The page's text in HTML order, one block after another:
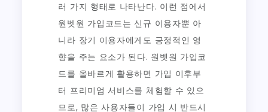
러 가지 형태로 나타난다. 이런 점에서
원벳원 가입코드는 신규 이용자뿐 아
니라 장기 이용자에게도 긍정적인 영
향을 주는 요소가 된다. 원벳원 가입코
드를 올바르게 활용하면 가입 이후부
터 프리미엄 서비스를 체험할 수 있으
므로, 많은 사용자들이 가입 시 반드시